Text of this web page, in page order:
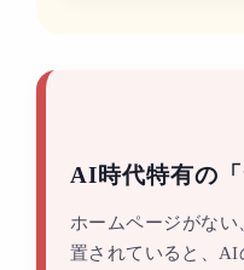
AI時代特有の
ホームページがな
置されていると、AI